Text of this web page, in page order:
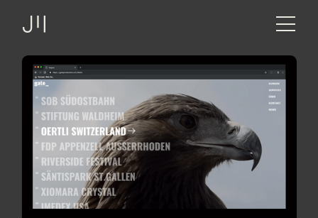
Link zur Startseite
Angebot
Projekte
Technologien
JOSHMARTIN
Screendesign
> Gate Productions